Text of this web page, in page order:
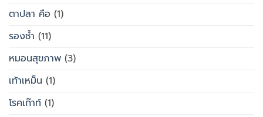
ตาปลา คือ (1)
รองช้ำ (11)
หมอนสุขภาพ (3)
เท้าเหม็น (1)
โรคเก๊าท์ (1)